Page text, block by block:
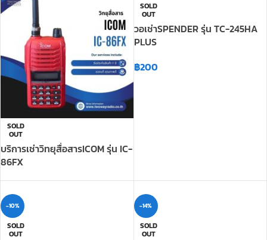
SOLD
OUT
บริการเช่าวิทยุสื่อสารICOM รุ่น IC-
86FX
SOLD
OUT
วอเช่าSPENDER รุ่น TC-245HA
PLUS
฿200
-10%
SOLD
OUT
-14%
SOLD
OUT